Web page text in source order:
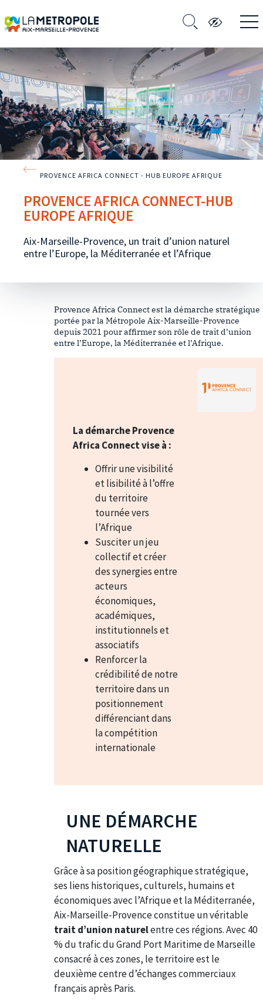
PROVENCE AFRICA CONNECT - HUB EUROPE AFRIQUE
PROVENCE AFRICA CONNECT-HUB
EUROPE AFRIQUE
Aix-Marseille-Provence, un trait d’union naturel
entre l’Europe, la Méditerranée et l’Afrique
Provence Africa Connect est la démarche stratégique
portée par la Métropole Aix-Marseille-Provence
depuis 2021 pour affirmer son rôle de trait d’union
entre l’Europe, la Méditerranée et l’Afrique.
La démarche Provence
Africa Connectvise à :
Offrir une visibilité
et lisibilité à l’offre
du territoire
tournée vers
l’Afrique
Susciter un jeu
collectif et créer
des synergies entre
acteurs
économiques,
académiques,
institutionnels et
associatifs
Renforcer la
crédibilité de notre
territoire dans un
positionnement
différenciant dans
la compétition
internationale
UNE DÉMARCHE
NATURELLE
Grâce à sa position géographique stratégique,
ses liens historiques, culturels, humains et
économiques avec l’Afrique et la Méditerranée,
Aix-Marseille-Provence constitue un véritable
trait d’union naturelentre ces régions. Avec 40
% du trafic du Grand Port Maritime de Marseille
consacré à ces zones, le territoire est le
deuxième centre d’échanges commerciaux
français après Paris.